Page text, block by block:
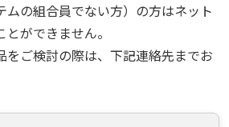
ムの組合員でない方）の方はネット
ができません。
をご検討の際は、下記連絡先までお